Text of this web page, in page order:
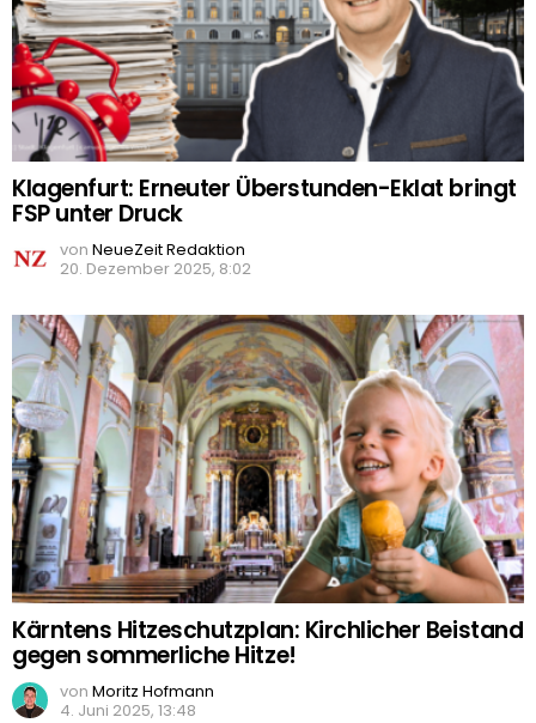
Klagenfurt: Erneuter Überstunden-Eklat bringt
FSP unter Druck
von NeueZeit Redaktion
20. Dezember 2025, 8:02
Kärntens Hitzeschutzplan: Kirchlicher Beistand
gegen sommerliche Hitze!
von Moritz Hofmann
4. Juni 2025, 13:48